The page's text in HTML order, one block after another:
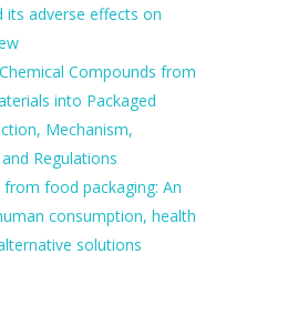
its adverse effects on
Compounds from
into Packaged
Mechanism,
Regulations
food packaging: An
consumption, health
solutions